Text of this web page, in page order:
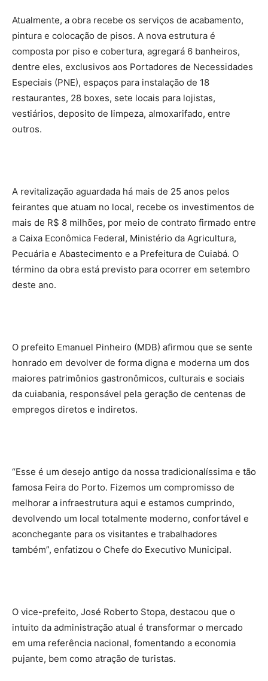
Atualmente, a obra recebe os serviços de acabamento,
pintura e colocação de pisos. A nova estrutura é
composta por piso e cobertura, agregará 6 banheiros,
dentre eles, exclusivos aos Portadores de Necessidades
Especiais (PNE), espaços para instalação de 18
restaurantes, 28 boxes, sete locais para lojistas,
vestiários, deposito de limpeza, almoxarifado, entre
outros.
A revitalização aguardada há mais de 25 anos pelos
feirantes que atuam no local, recebe os investimentos de
mais de R$ 8 milhões, por meio de contrato firmado entre
a Caixa Econômica Federal, Ministério da Agricultura,
Pecuária e Abastecimento e a Prefeitura de Cuiabá. O
término da obra está previsto para ocorrer em setembro
deste ano.
O prefeito Emanuel Pinheiro (MDB) afirmou que se sente
honrado em devolver de forma digna e moderna um dos
maiores patrimônios gastronômicos, culturais e sociais
da cuiabania, responsável pela geração de centenas de
empregos diretos e indiretos.
“Esse é um desejo antigo da nossa tradicionalíssima e tão
famosa Feira do Porto. Fizemos um compromisso de
melhorar a infraestrutura aqui e estamos cumprindo,
devolvendo um local totalmente moderno, confortável e
aconchegante para os visitantes e trabalhadores
também”, enfatizou o Chefe do Executivo Municipal.
O vice-prefeito, José Roberto Stopa, destacou que o
intuito da administração atual é transformar o mercado
em uma referência nacional, fomentando a economia
pujante, bem como atração de turistas.